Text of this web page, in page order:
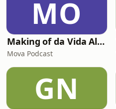
MO
Making of da Vida Alheia - Mova
Mova Podcast
GN